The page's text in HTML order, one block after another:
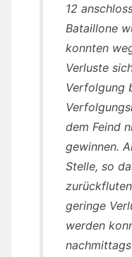
12
Bataillone
konnten
Verluste
Verfolgung
dem Feind
gewinnen.
Stelle, so
geringe
werden